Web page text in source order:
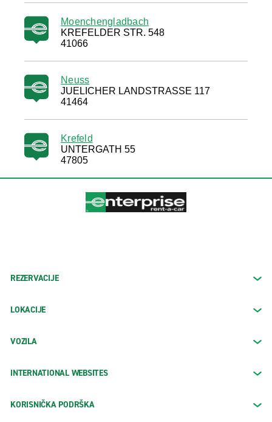
Moenchengladbach
KREFELDER STR. 548
41066
Neuss
JUELICHER LANDSTRASSE 117
41464
Krefeld
UNTERGATH 55
47805
REZERVACIJE
LOKACIJE
VOZILA
INTERNATIONAL WEBSITES
KORISNIČKA PODRŠKA